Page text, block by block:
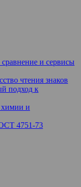
и сервисы
чтения знаков
подход к
химии и
4751-73